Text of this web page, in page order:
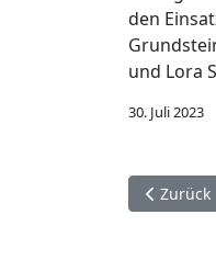
den
und Lora
30. Juli 2023
Zurück